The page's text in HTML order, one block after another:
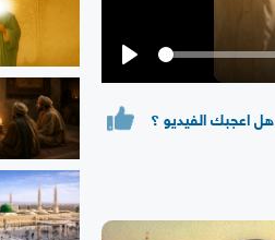
هل اعجبك الفيديو ؟